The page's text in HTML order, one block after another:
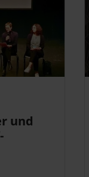
und